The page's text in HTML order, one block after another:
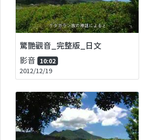
驚艷觀音_完整版_日文
影音 10:02
2012/12/19